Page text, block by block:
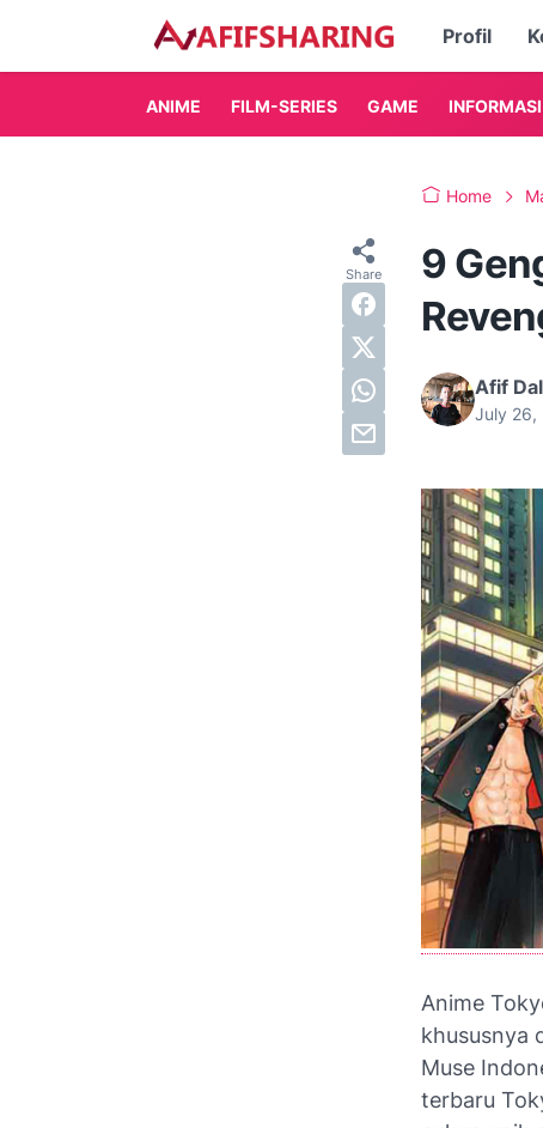
Profil
ANIME FILM-SERIES GAME INFORMASI
Home
9
Afif
July 26,
Anime
khususnya
Muse
terbaru